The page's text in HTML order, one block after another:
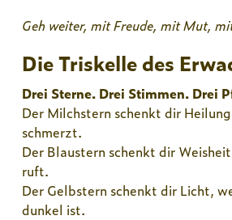
Geh weiter, mit Freude, mit Mut,
Die Triskelle des
Drei Sterne. Drei Stimmen. Drei
Der Milchstern schenkt dir
schmerzt.
Der Blaustern schenkt dir
ruft.
Der Gelbstern schenkt dir Licht,
dunkel ist.